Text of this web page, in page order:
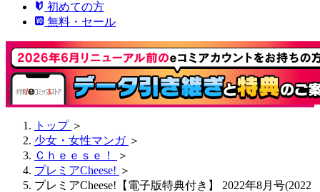
初めての方
無料・セール
トップ ＞
少女・女性マンガ ＞
Ｃｈｅｅｓｅ！
＞
プレミアCheese! ＞
プレミアCheese!【電子版特典付き】 2022年8月号(2022